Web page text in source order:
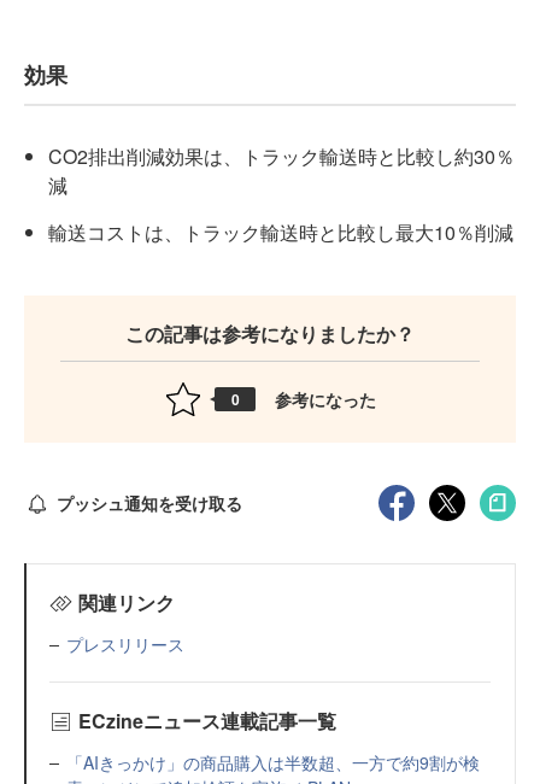
効果
CO2排出削減効果は、トラック輸送時と比較し約30％
減
輸送コストは、トラック輸送時と比較し最大10％削減
この記事は参考になりましたか？
0 参考になった
プッシュ通知を受け取る
関連リンク
プレスリリース
ECzineニュース連載記事一覧
「AIきっかけ」の商品購入は半数超、一方で約9割が検